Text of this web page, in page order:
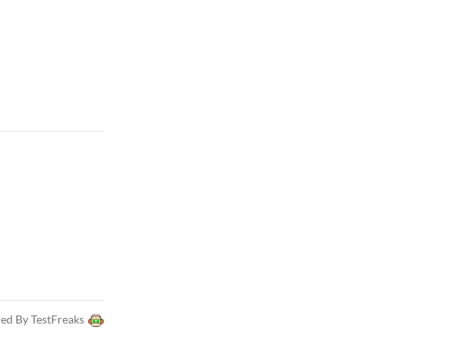
By TestFreaks